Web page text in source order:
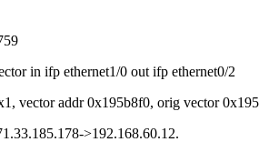
in ifp ethernet1/0 out ifp ethernet0/2
vector addr 0x195b8f0, orig vector
>192.168.60.12.